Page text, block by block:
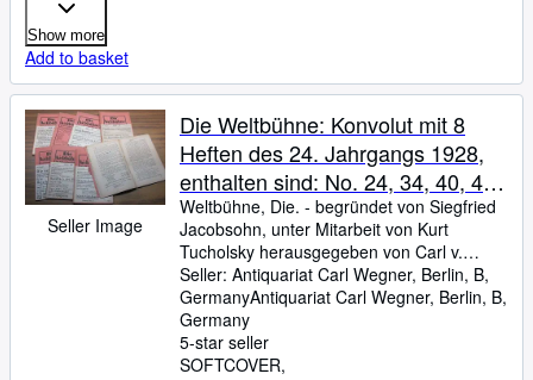
Show more
Add to basket
Seller Image
Die Weltbühne: Konvolut mit 8
Heften des 24. Jahrgangs 1928,
enthalten sind: No. 24, 34, 40, 41,
44, 47, 48 und 50. - Wochenschrift
für Politik, Kunst, Wirtschaft. - aus
dem Inhalt: Theobald Tiger - Was
kosten die Soldaten? / Erich
Kästner: Wiegenlied / Harry Kahn:
Chaplin in Berlin / Morus:
Weltbühne, Die. - begründet von Siegfried
Jacobsohn, unter Mitarbeit von Kurt
Tucholsky herausgegeben von Carl v.
Ossietzky.-mit Beiträgen von Kurt
Tucholsky (teils als Ignaz Wrobel, Peter
Panter, Theobald Tiger, Kaspar Hauser,
Balder Baldrian), Mo
Seller: Antiquariat Carl Wegner, Berlin, B,
GermanyAntiquariat Carl Wegner, Berlin, B,
Germany
5-star seller
SOFTCOVER